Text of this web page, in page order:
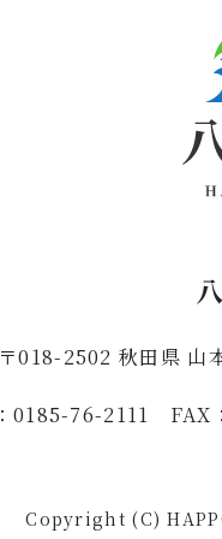
018-2502 秋田県 山
0185-76-2111 FAX
Copyright (C)